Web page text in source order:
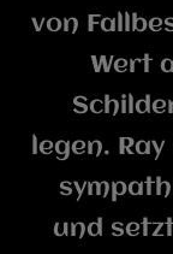
von
Wert
legen.
und